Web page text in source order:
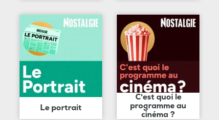
Le portrait
C'est quoi le
programme au
cinéma ?